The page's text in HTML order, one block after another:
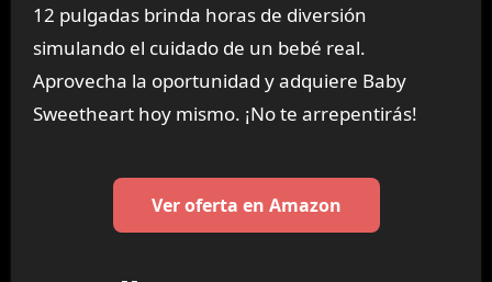
12 pulgadas brinda horas de diversión
simulando el cuidado de un bebé real.
Aprovecha la oportunidad y adquiere Baby
Sweetheart hoy mismo. ¡No te arrepentirás!
Ver oferta en Amazon